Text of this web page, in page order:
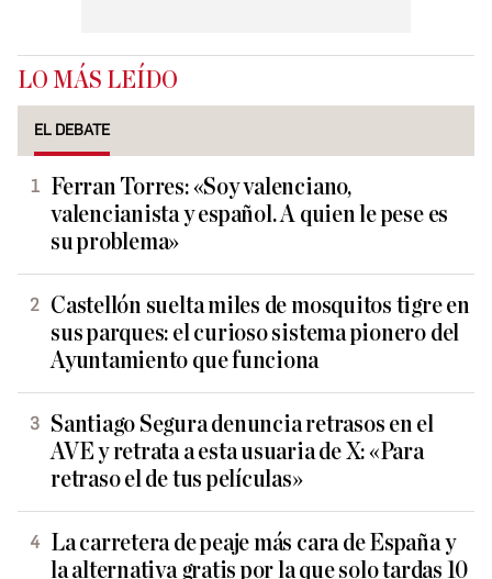
LO MÁS LEÍDO
EL DEBATE
Ferran Torres: «Soy valenciano,
valencianista y español. A quien le pese es
su problema»
Castellón suelta miles de mosquitos tigre en
sus parques: el curioso sistema pionero del
Ayuntamiento que funciona
Santiago Segura denuncia retrasos en el
AVE y retrata a esta usuaria de X: «Para
retraso el de tus películas»
La carretera de peaje más cara de España y
la alternativa gratis por la que solo tardas 10